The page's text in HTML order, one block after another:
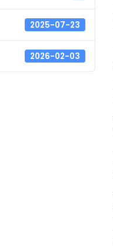
2025-07-23
2026-02-03